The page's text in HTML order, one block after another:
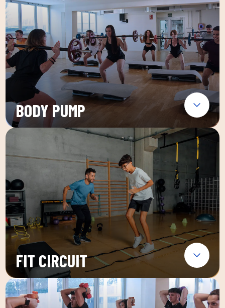
BODY PUMP
FIT CIRCUIT